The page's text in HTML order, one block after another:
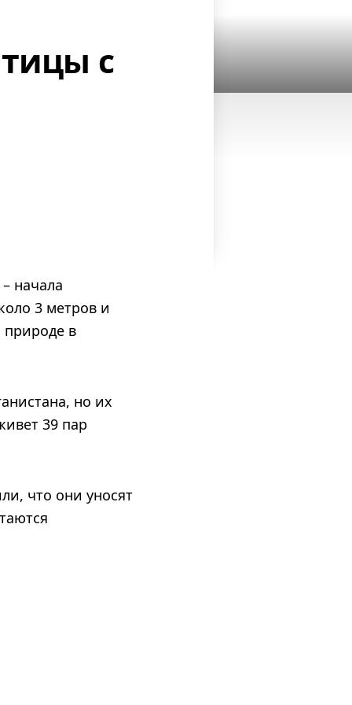
с
начала
3 метров и
в
но их
39 пар
что они уносят